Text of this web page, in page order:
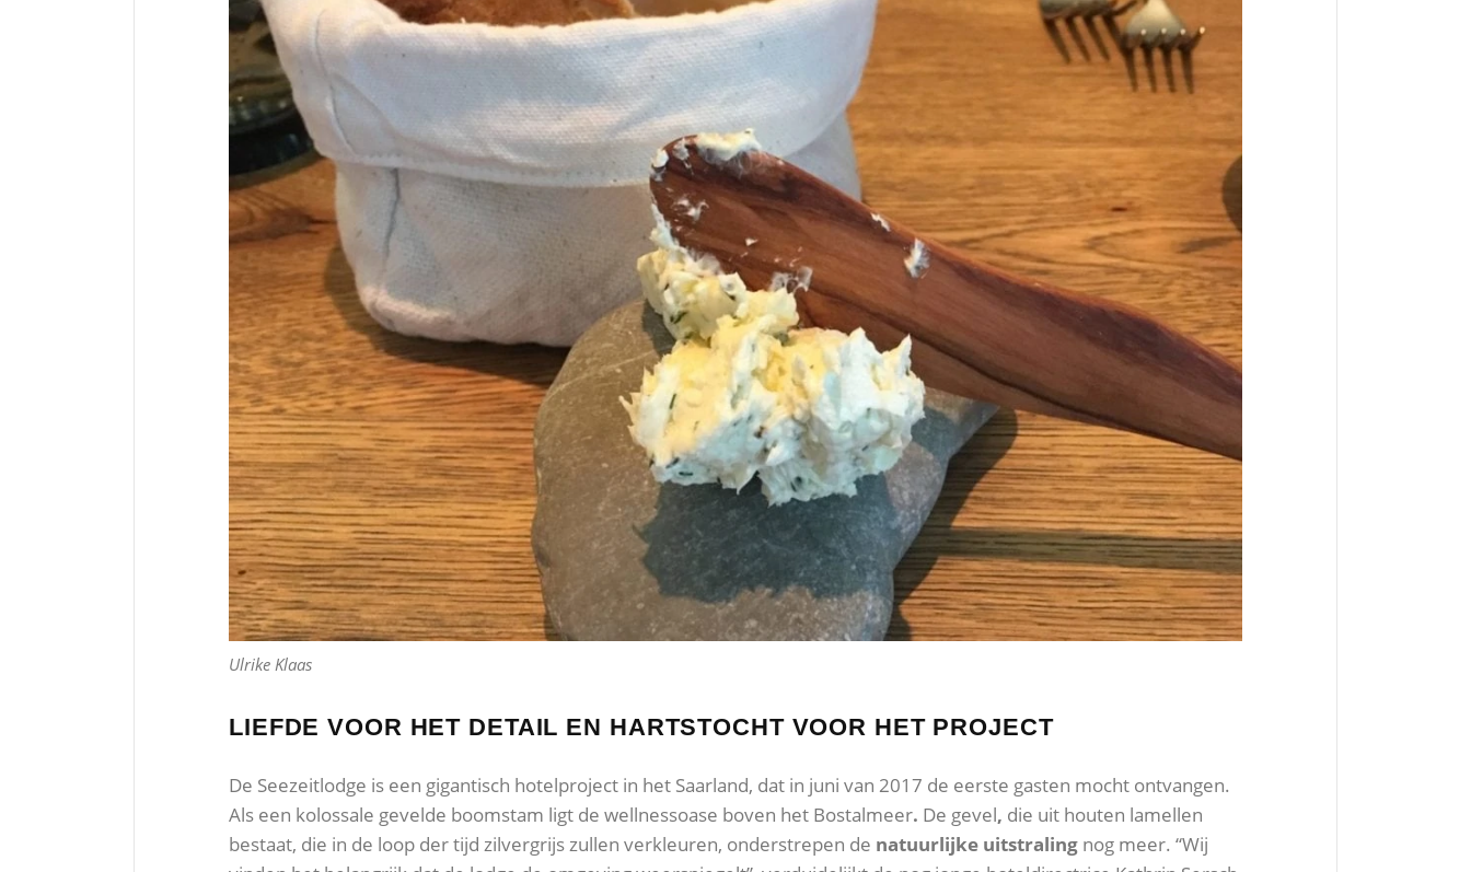
Ulrike Klaas
LIEFDE VOOR HET DETAIL EN HARTSTOCHT VOOR HET PROJECT
De Seezeitlodge is een gigantisch hotelproject in het Saarland, dat in juni van 2017 de eerste gasten mocht ontvangen.
Als een kolossale gevelde boomstam ligt de wellnessoase boven het Bostalmeer. De gevel, die uit houten lamellen
bestaat, die in de loop der tijd zilvergrijs zullen verkleuren, onderstrepen de natuurlijke uitstraling nog meer. “Wij